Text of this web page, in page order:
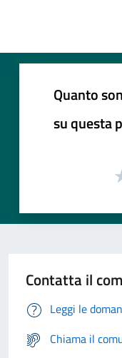
Quanto
su questa
Contatta il
Leggi le
Chiama il